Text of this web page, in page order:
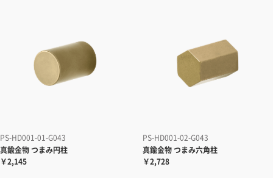
PS-HD001-01-G043
真鍮金物 つまみ円柱
￥2,145
PS-HD001-02-G043
真鍮金物 つまみ六角柱
￥2,728